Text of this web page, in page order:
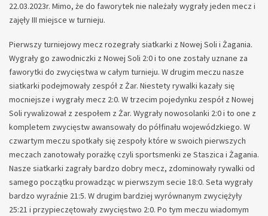
22.03.2023r. Mimo, że do faworytek nie należały wygrały jeden mecz i
zajęły III miejsce w turnieju.
Pierwszy turniejowy mecz rozegrały siatkarki z Nowej Soli i Żagania.
Wygrały go zawodniczki z Nowej Soli 2:0 i to one zostały uznane za
faworytki do zwycięstwa w całym turnieju. W drugim meczu nasze
siatkarki podejmowały zespół z Żar. Niestety rywalki kazały się
mocniejsze i wygrały mecz 2:0. W trzecim pojedynku zespół z Nowej
Soli rywalizował z zespołem z Żar. Wygrały nowosolanki 2:0 i to one z
kompletem zwycięstw awansowały do półfinału wojewódzkiego. W
czwartym meczu spotkały się zespoły które w swoich pierwszych
meczach zanotowały porażkę czyli sportsmenki ze Staszica i Żagania.
Nasze siatkarki zagrały bardzo dobry mecz, zdominowały rywalki od
samego początku prowadząc w pierwszym secie 18:0. Seta wygrały
bardzo wyraźnie 21:5. W drugim bardziej wyrównanym zwyciężyły
25:21 i przypieczętowały zwycięstwo 2:0. Po tym meczu wiadomym